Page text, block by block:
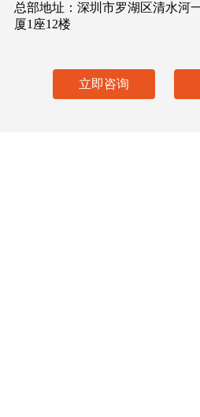
总部地址：深圳市罗湖区清水河
厦1座12楼
立即咨询